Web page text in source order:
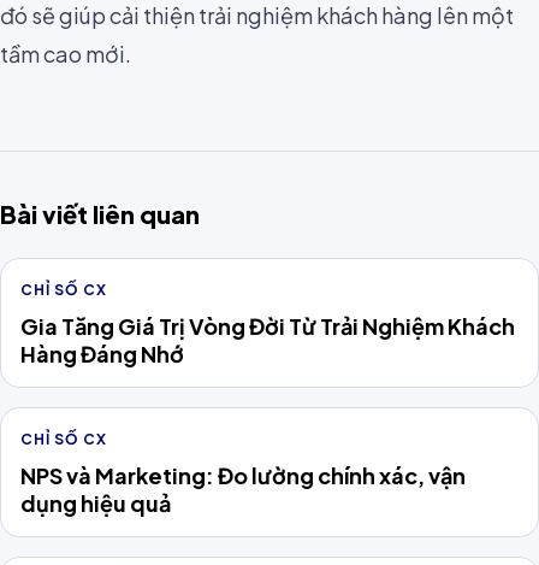
đó sẽ giúp cải thiện trải nghiệm khách hàng lên một
tầm cao mới.
Bài viết liên quan
CHỈ SỐ CX
Gia Tăng Giá Trị Vòng Đời Từ Trải Nghiệm Khách
Hàng Đáng Nhớ
CHỈ SỐ CX
NPS và Marketing: Đo lường chính xác, vận
dụng hiệu quả